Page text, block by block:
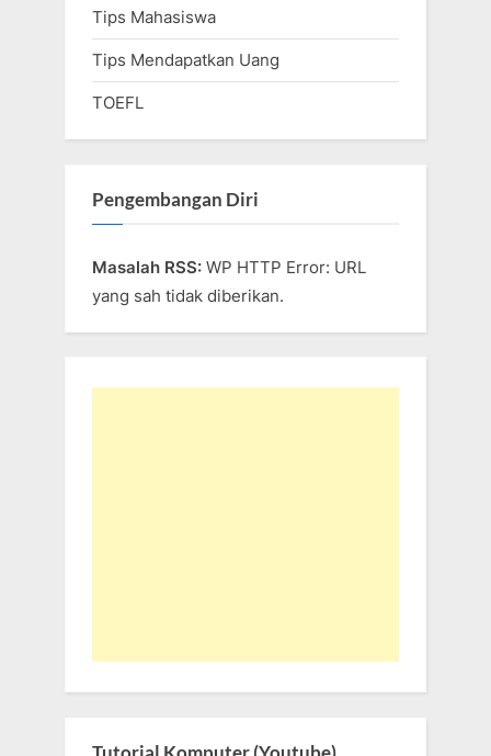
Tips Mahasiswa
Tips Mendapatkan Uang
TOEFL
Pengembangan Diri
Masalah RSS: WP HTTP Error: URL
yang sah tidak diberikan.